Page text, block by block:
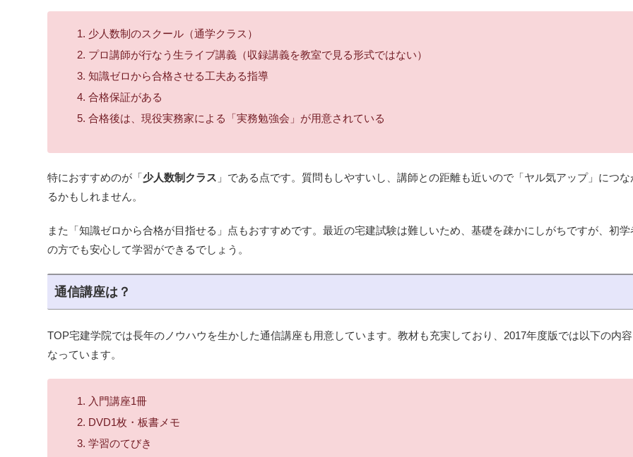
少人数制のスクール（通学クラス）
プロ講師が行なう生ライブ講義（収録講義を教室で見る形式ではない）
知識ゼロから合格させる工夫ある指導
合格保証がある
合格後は、現役実務家による「実務勉強会」が用意されている
特におすすめのが「少人数制クラス 」である点です。質問もしやすいし、講師との距離も近いので「ヤル気アップ」につな
るかもしれません。
また「知識ゼロから合格が目指せる」点もおすすめです。最近の宅建試験は難しいため、基礎を疎かにしがちですが、初学
の方でも安心して学習ができるでしょう。
通信講座は？
TOP宅建学院では長年のノウハウを生かした通信講座も用意しています。教材も充実しており、2017年度版では以下の内
なっています。
入門講座1冊
DVD1枚・板書メモ
学習のてびき